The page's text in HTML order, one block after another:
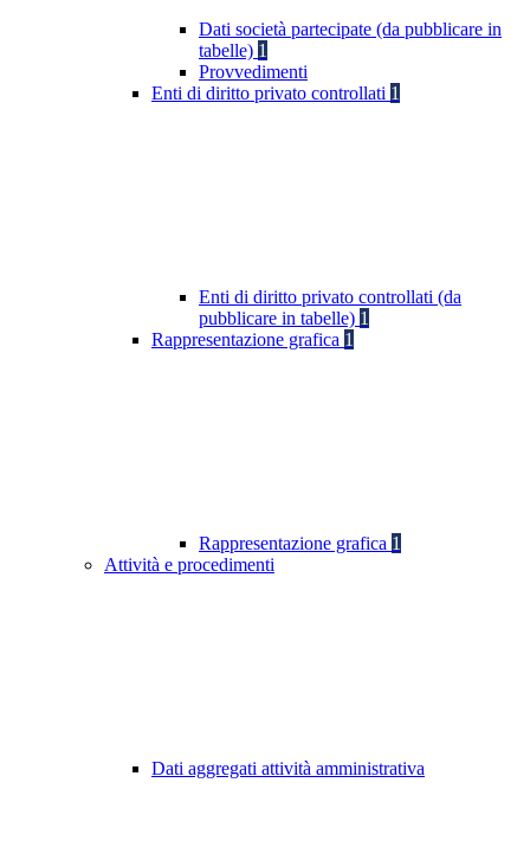
Dati società partecipate (da pubblicare in
tabelle) 1
Provvedimenti
Enti di diritto privato controllati 1
Enti di diritto privato controllati (da
pubblicare in tabelle) 1
Rappresentazione grafica 1
Rappresentazione grafica 1
Attività e procedimenti
Dati aggregati attività amministrativa